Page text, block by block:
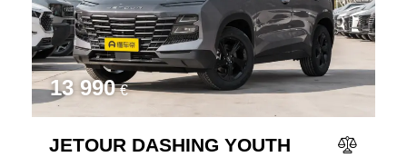
13 990 €
JETOUR DASHING YOUTH